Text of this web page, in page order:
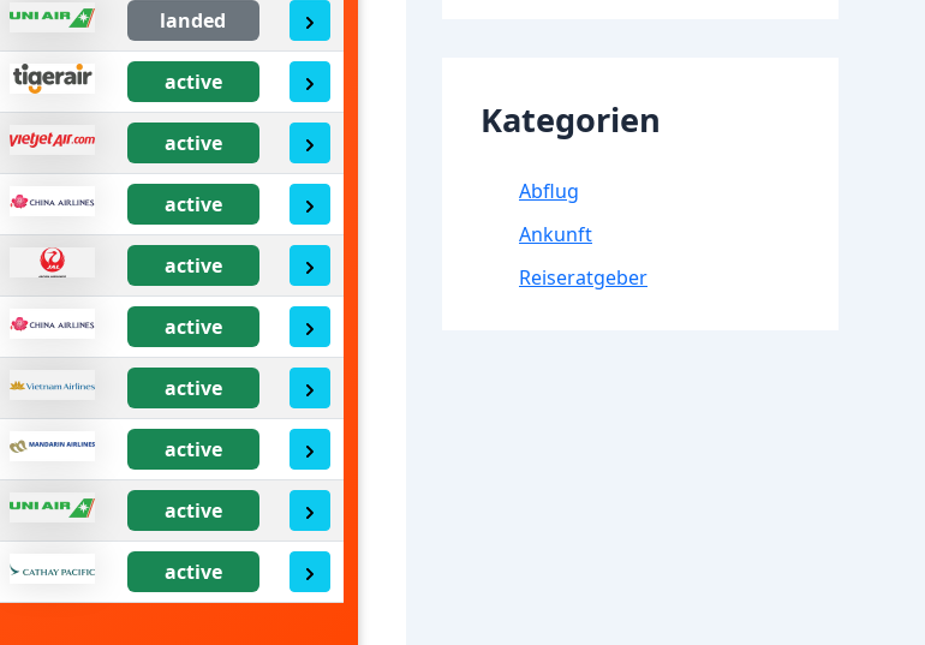
landed
active
active
active
active
active
active
active
active
active
Kategorien
Abflug
Ankunft
Reiseratgeber